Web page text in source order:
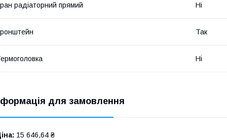
радіаторний прямий Ні
Так
Ні
для замовлення
15 646,64 ₴